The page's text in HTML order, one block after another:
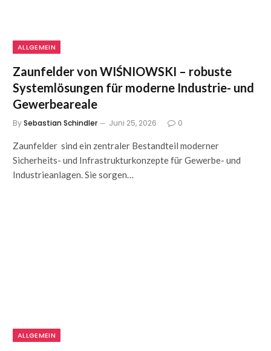
ALLGEMEIN
Zaunfelder von WIŚNIOWSKI – robuste
Systemlösungen für moderne Industrie- und
Gewerbeareale
BySebastian Schindler Juni 25, 2026 0
Zaunfelder sind ein zentraler Bestandteil moderner
Sicherheits- und Infrastrukturkonzepte für Gewerbe- und
Industrieanlagen. Sie sorgen…
ALLGEMEIN